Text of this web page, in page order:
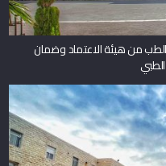
من هيئة الاعتماد وضمان